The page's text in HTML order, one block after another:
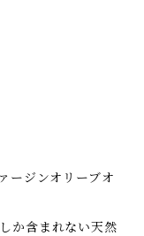
ージンオリーブオ
か含まれない天然